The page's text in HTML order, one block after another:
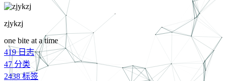
zjykzj
one bite at a time
419 日志
47 分类
2438 标签